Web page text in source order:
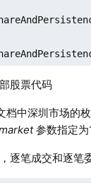
股票代码
档中深圳市场的
参数指定为
逐笔成交和逐笔